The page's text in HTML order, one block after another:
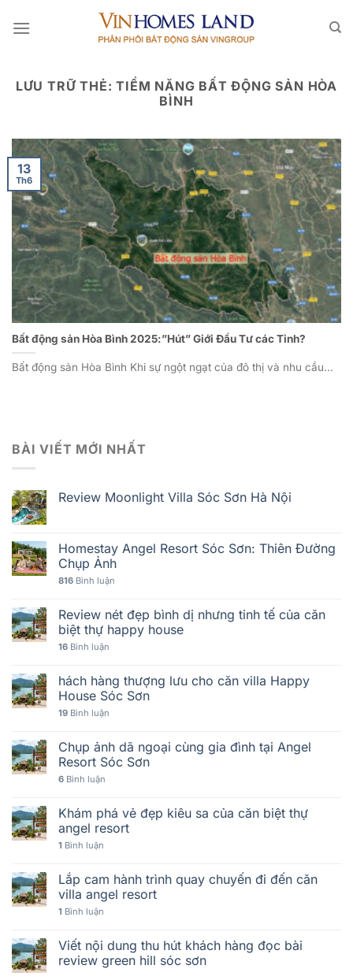
qua
LƯU TRỮ THẺ:TIỀM NĂNG BẤT ĐỘNG SẢN HÒA
BÌNH
Bất động sản Hòa Bình 2025:”Hút” Giới Đầu Tư các Tỉnh?
Bất động sản Hòa Bình Khi sự ngột ngạt của đô thị và nhu cầu...
13
Th6
BÀI VIẾT MỚI NHẤT
Review Moonlight Villa Sóc Sơn Hà Nội
Homestay Angel Resort Sóc Sơn: Thiên Đường
Chụp Ảnh
816 Bình luận
Review nét đẹp bình dị nhưng tinh tế của căn
biệt thự happy house
16 Bình luận
hách hàng thượng lưu cho căn villa Happy
House Sóc Sơn
19 Bình luận
Chụp ảnh dã ngoại cùng gia đình tại Angel
Resort Sóc Sơn
6 Bình luận
Khám phá vẻ đẹp kiêu sa của căn biệt thự
angel resort
1 Bình luận
Lắp cam hành trình quay chuyến đi đến căn
villa angel resort
1 Bình luận
Viết nội dung thu hút khách hàng đọc bài
review green hill sóc sơn